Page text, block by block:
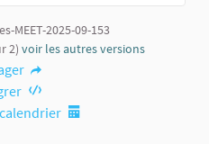
MEET-2025-09-153
2) voir les autres versions